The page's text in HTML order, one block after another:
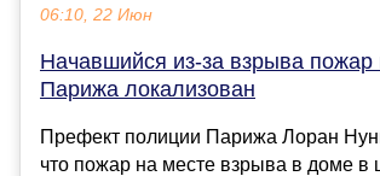
06:10, 22 Июн
Начавшийся из-за взрыва пожар
Парижа локализован
Префект полиции Парижа Лоран
что пожар на месте взрыва в доме в